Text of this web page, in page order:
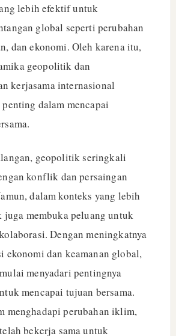
lebih efektif untuk
global seperti perubahan
dan ekonomi. Oleh karena itu,
geopolitik dan
kerjasama internasional
dalam mencapai
geopolitik seringkali
konflik dan persaingan
dalam konteks yang lebih
membuka peluang untuk
Dengan meningkatnya
ekonomi dan keamanan global,
menyadari pentingnya
mencapai tujuan bersama.
menghadapi perubahan iklim,
bekerja sama untuk